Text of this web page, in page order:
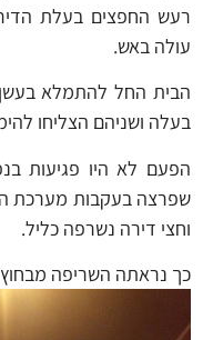
רעש החפצים בעלת
עולה באש.
הבית החל להתמלא
בעלה ושניהם הצליחו
הפעם לא היו פגיעות
שפרצה בעקבות מערכת
וחצי דירה נשרפה כליל.
כך נראתה השריפה